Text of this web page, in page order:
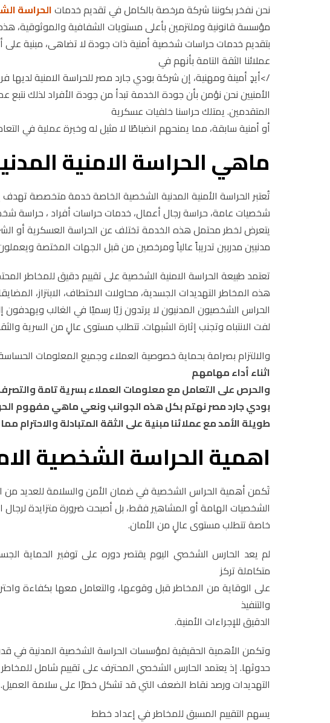
نحن نفخر بكوننا شركة مرخصة بالكامل في تقديم خدماتالحراسة
مؤسسة قانونية وملتزمين بأعلى مستويات الشفافية والموثوقية،
بتقديم خدمات حراسات شخصية أمنية ذات جودة لا تضاهى، مبنية على
عملائنا الثقة التامة بأنهم في
/>أيدٍ أمينة ومهنية، إن شركة بودي جارد مصر للحراسة الامنية
الأمنيين نحن نؤمن بأن جودة الخدمة تبدأ من جودة الأفراد لذلك
المتقدمين. يمتلك حراسنا خلفيات عسكرية
أو أمنية سابقة، مما يمنحهم انضباطًا لا مثيل له وخبرة عملية في
ماهي الحراسة الامنية
تُعتبر الحراسة الأمنية المدنية الشخصية الخاصة خدمة متخصصة
شخصيات عامة، حراسة رجال أعمال، خدمات حراسات أفراد ، حراسة
يتعرض لخطر محتمل هذه الخدمة تختلف عن الحراسة العسكرية أو
مدنيين مدربين تدريباً عالياً ومرخصين من قبل الجهات المختصة
تعتمد طبيعة الحراسة الامنية الشخصية على تقييم دقيق للمخاطر
هذه المخاطر التهديدات الجسدية، محاولات الاختطاف، الابتزاز،
الحراس الشخصيون المدنيون لا يرتدون زيًا رسميًا في الغالب ويهدفون
لفت الانتباه وتجنب إثارة الشبهات. تتطلب مستوى عالٍ من السرية
والالتزام بصرامة بحماية خصوصية العملاء وجميع المعلومات
اثناء أداء مهامهم
والحرص على التعامل مع معلومات العملاء بسرية تامة
بودي جارد مصر نهتم بكل هذه الجوانب ونعي ماهي مفهوم
طويلة الأمد مع عملائنا مبنية على الثقة المتبادلة والاحترام
اهمية الحراسة الشخصية
تَكمن أهمية الحراس الشخصية في ضمان الأمن والسلامة للعديد من
الشخصيات الهامة أو المشاهير فقط، بل أصبحت ضرورة متزايدة لرجال
خاصة تتطلب مستوى عالٍ من الأمان.
لم يعد الحارس الشخصي اليوم يقتصر دوره على توفير الحماية
متكاملة تركز
على الوقاية من المخاطر قبل وقوعها، والتعامل معها بكفاءة
والتنفيذ
الدقيق للإجراءات الأمنية.
وتكمن الأهمية الحقيقية لمؤسسات الحراسة الشخصية المدنية في
حدوثها. إذ يعتمد الحارس الشخصي المحترف على تقييم شامل
التهديدات ورصد نقاط الضعف التي قد تشكل خطرًا على سلامة العميل.
يسهم التقييم المسبق للمخاطر في إعداد خطط